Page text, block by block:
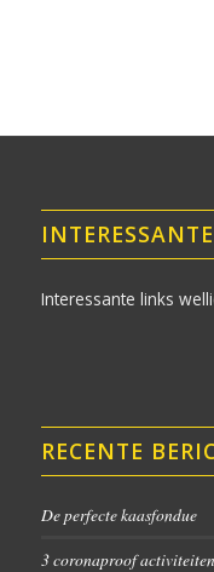
Interessante links
RECENTE
De perfecte kaasfondue
3 coronaproof